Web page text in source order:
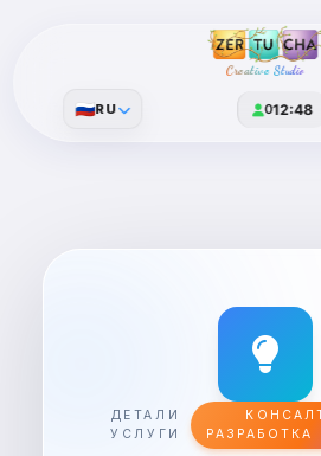
Creative Studio
012:48
🇷🇺RU
ДЕТАЛИ
УСЛУГИ
РАЗРАБОТКА